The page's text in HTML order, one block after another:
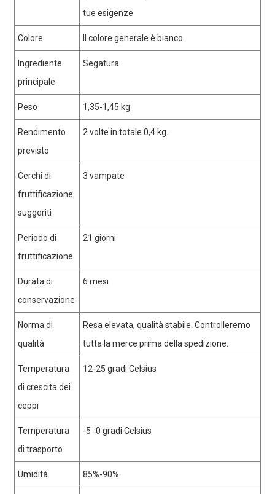
tue esigenze
Colore Il colore generale è bianco
Ingrediente
principale
Segatura
Peso 1,35-1,45 kg
Rendimento
previsto
2 volte in totale 0,4 kg.
Cerchi di
fruttificazione
suggeriti
3 vampate
Periodo di
fruttificazione
21 giorni
Durata di
conservazione
6 mesi
Norma di
qualità
Resa elevata, qualità stabile. Controlleremo
tutta la merce prima della spedizione.
Temperatura
di crescita dei
ceppi
12-25 gradi Celsius
Temperatura
di trasporto
-5 -0 gradi Celsius
Umidità 85%-90%